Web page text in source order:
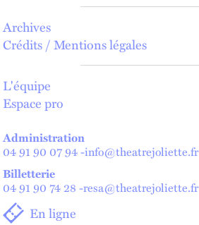
Archives
Crédits / Mentions légales
L'équipe
Espace pro
Administration
04 91 90 07 94-info@theatrejoliette.fr
Billetterie
04 91 90 74 28 -resa@theatrejoliette.fr
En ligne